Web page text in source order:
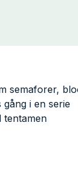
sema­forer,
i en serie
tentamen